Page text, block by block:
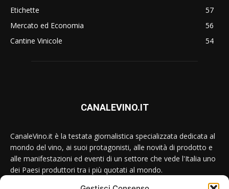
Etichette
57
Mercato ed Economia
56
Cantine Vinicole
54
CANALEVINO.IT
CanaleVino.it è la testata giornalistica specializzata dedicata al
mondo del vino, ai suoi protagonisti, alle novità di prodotto e
alle manifestazioni ed eventi di un settore che vede l'Italia uno
dei Paesi produttori tra i più quotati al mondo.